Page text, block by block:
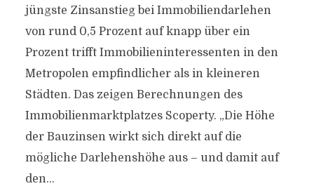
jüngste Zinsanstieg bei Immobiliendarlehen
von rund 0,5 Prozent auf knapp über ein
Prozent trifft Immobilieninteressenten in den
Metropolen empfindlicher als in kleineren
Städten. Das zeigen Berechnungen des
Immobilienmarktplatzes Scoperty. „Die Höhe
der Bauzinsen wirkt sich direkt auf die
mögliche Darlehenshöhe aus – und damit auf
den...